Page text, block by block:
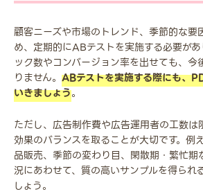
顧客ニーズや市場のトレンド、季節的な要
め、定期的にABテストを実施する必要が
ック数やコンバージョン率を出せても、今
りません。 ABテストを実施する際にも、
いきましょう。
ただし、広告制作費や広告運用者の工数は
効果のバランスを取ることが大切です。例
品販売、季節の変わり目、閑散期・繁忙
況にあわせて、質の高いサンプルを得られ
しょう。